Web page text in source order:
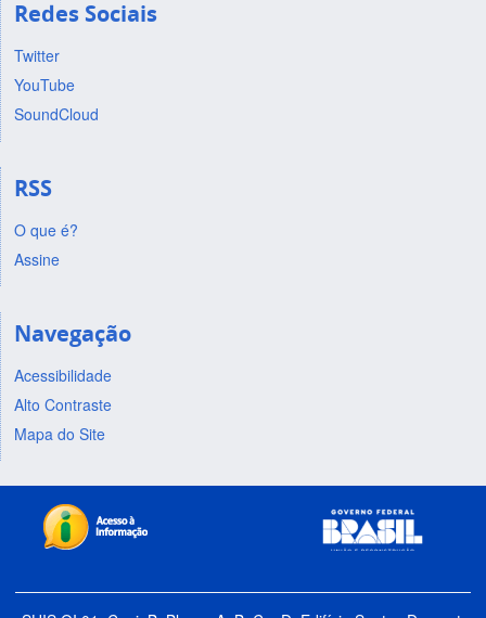
Redes Sociais
Twitter
YouTube
SoundCloud
RSS
O que é?
Assine
Navegação
Acessibilidade
Alto Contraste
Mapa do Site